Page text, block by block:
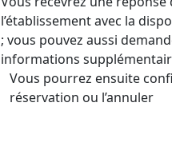
l’établissement avec la
; vous pouvez aussi
informations
Vous pourrez ensuite
réservation ou l’annuler